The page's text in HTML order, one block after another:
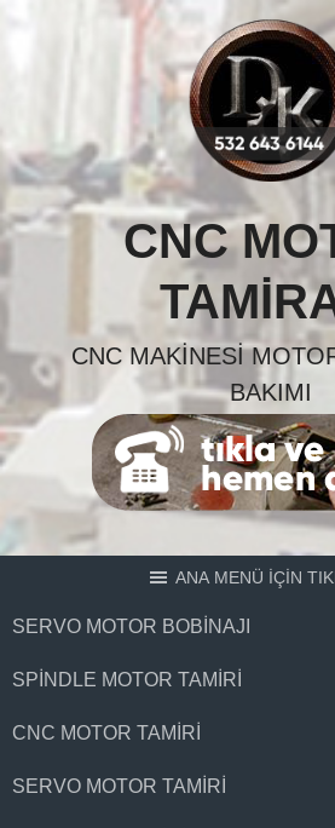
CNC
CNC MAKINESI
BAKIMI
ANA MENÜ İÇİN
SERVO MOTOR BOBINAJI
SPINDLE MOTOR TAMIRI
CNC MOTOR TAMIRI
SERVO MOTOR TAMIRI